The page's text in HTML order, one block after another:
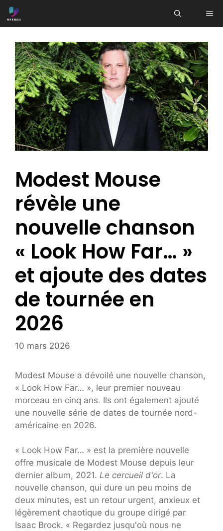
Aller
au
Modest Mouse
révèle une
nouvelle chanson
« Look How Far… »
et ajoute des dates
de tournée en
2026
10 mars 2026
Modest Mouse a dévoilé une nouvelle chanson,
« Look How Far… », leur premier nouveau
morceau en cinq ans. Ils ont également ajouté
une nouvelle série de dates de tournée nord-
américaine en 2026.
« Look How Far… » est la première nouvelle
offre musicale de Modest Mouse depuis leur
dernier album, 2021. Le cercueil d'or. La
nouvelle chanson, qui dure un peu moins de
deux minutes, est un retour urgent, anxieux et
légèrement chaotique du groupe dirigé par
Isaac Brock. « Regardez jusqu'où nous ne